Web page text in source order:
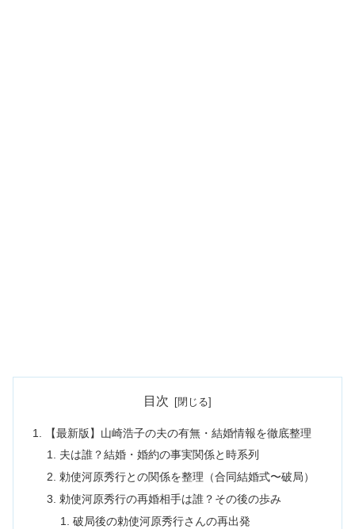
目次
【最新版】山崎浩子の夫の有無・結婚情報を徹底整理
夫は誰？結婚・婚約の事実関係と時系列
勅使河原秀行との関係を整理（合同結婚式〜破局）
勅使河原秀行の再婚相手は誰？その後の歩み
破局後の勅使河原秀行さんの再出発